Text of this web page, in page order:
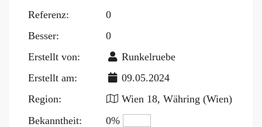
Referenz:
0
Besser:
0
Erstellt von:
Runkelruebe
Erstellt am:
09.05.2024
Region:
Wien 18, Währing (Wien)
Bekanntheit:
0%